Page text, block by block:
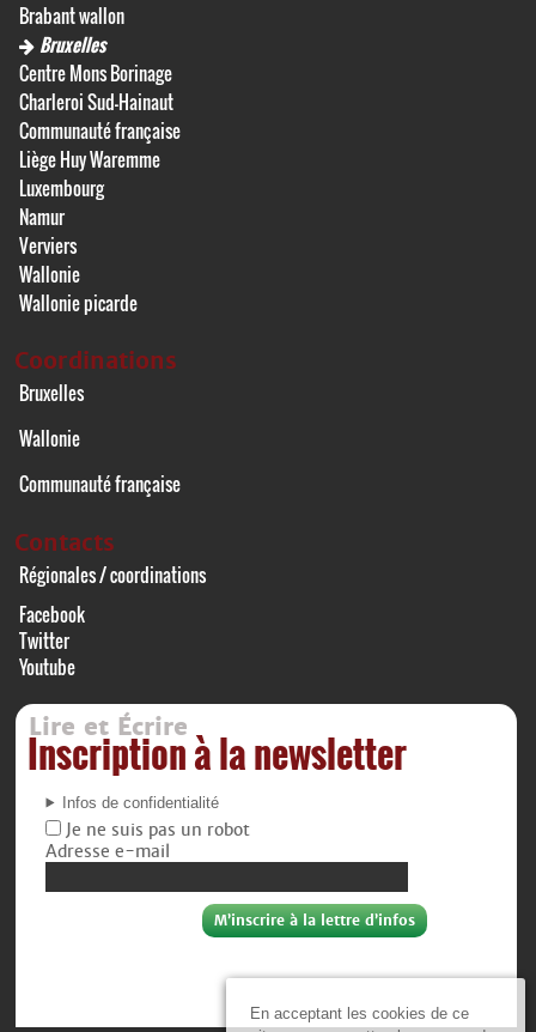
En acceptant les cookies de ce
Brabant wallon
Bruxelles
Centre Mons Borinage
Charleroi Sud-Hainaut
Communauté française
Liège Huy Waremme
Luxembourg
Namur
Verviers
Wallonie
Wallonie picarde
Coordinations
Bruxelles
Wallonie
Communauté française
Contacts
Régionales / coordinations
Facebook
Twitter
Youtube
Lire et Écrire
Inscription à la newsletter
Infos de confidentialité
Je ne suis pas un robot
Adresse e-mail